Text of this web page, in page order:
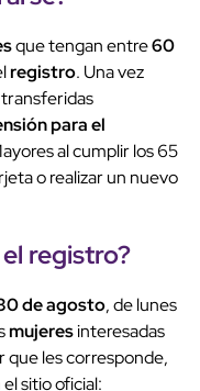
que tengan entre60
registro. Una vez
para el
al cumplir los 65
o realizar un nuevo
registro?
de agosto, de lunes
mujeresinteresadas
que les corresponde,
sitio oficial: